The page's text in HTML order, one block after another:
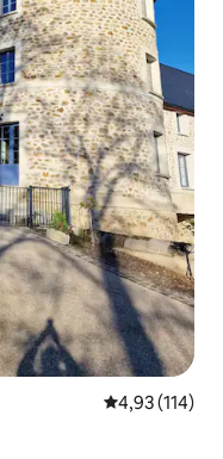
Évaluation
4,93 (114)